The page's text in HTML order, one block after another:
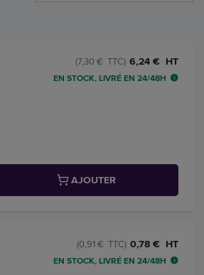
6,24 € HT
(7,30 € TTC)
EN STOCK, LIVRÉ EN 24/48H
AJOUTER
0,78 € HT
(0,91 € TTC)
EN STOCK, LIVRÉ EN 24/48H